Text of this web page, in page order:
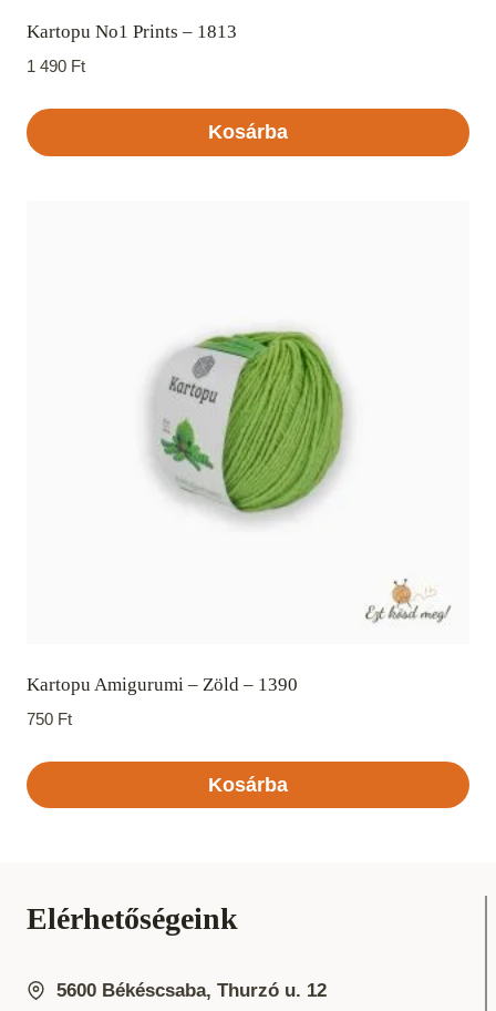
Kartopu No1 Prints – 1813
1 490 Ft
Kosárba
Kartopu Amigurumi – Zöld – 1390
750 Ft
Kosárba
Elérhetőségeink
5600 Békéscsaba, Thurzó u. 12